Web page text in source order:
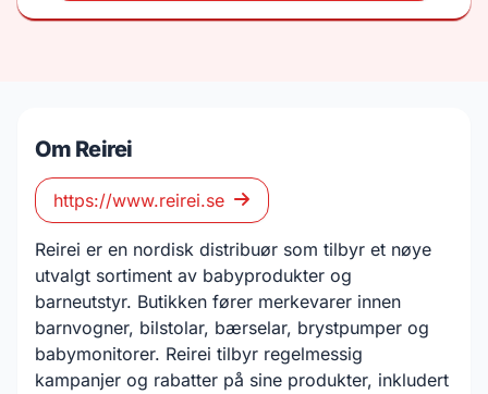
Om Reirei
https://www.reirei.se
Reirei er en nordisk distribuør som tilbyr et nøye
utvalgt sortiment av babyprodukter og
barneutstyr. Butikken fører merkevarer innen
barnvogner, bilstolar, bærselar, brystpumper og
babymonitorer. Reirei tilbyr regelmessig
kampanjer og rabatter på sine produkter, inkludert